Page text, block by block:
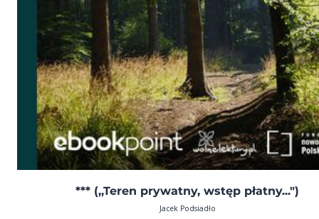
*** (,,Teren prywatny, wstęp płatny...")
Jacek Podsiadło